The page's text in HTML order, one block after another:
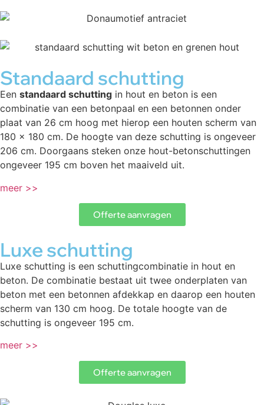
Standaard schutting
Een standaard schutting in hout en beton is een
combinatie van een betonpaal en een betonnen onder
plaat van 26 cm hoog met hierop een houten scherm van
180 x 180 cm. De hoogte van deze schutting is ongeveer
206 cm. Doorgaans steken onze hout-betonschuttingen
ongeveer 195 cm boven het maaiveld uit.
meer >>
Offerte aanvragen
Luxe schutting
Luxe schutting is een schuttingcombinatie in hout en
beton. De combinatie bestaat uit twee onderplaten van
beton met een betonnen afdekkap en daarop een houten
scherm van 130 cm hoog. De totale hoogte van de
schutting is ongeveer 195 cm.
meer >>
Offerte aanvragen